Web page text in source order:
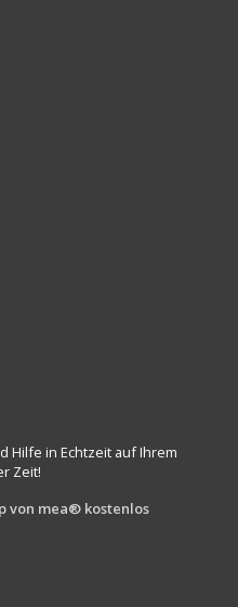
Hilfe in Echtzeit auf Ihrem
Zeit!
von mea® kostenlos